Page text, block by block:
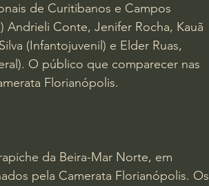
de Curitibanos e Campos
Andrieli Conte, Jenifer Rocha, Kauã
(Infantojuvenil) e Elder Ruas,
O público que comparecer nas
Florianópolis.
da Beira-Mar Norte, em
pela Camerata Florianópolis. Os